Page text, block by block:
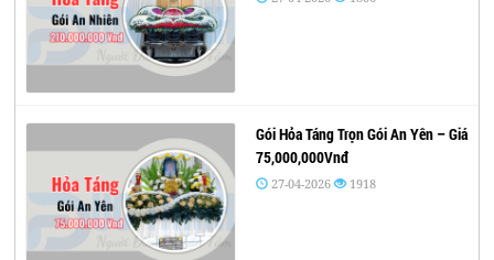
Gói Hỏa Táng Trọn Gói An Yên – Giá
75,000,000Vnđ
27-04-2026 1918